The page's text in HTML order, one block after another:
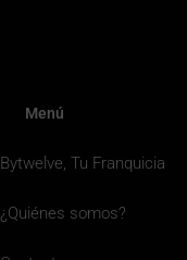
Menú
Bytwelve, Tu Franquicia
¿Quiénes somos?